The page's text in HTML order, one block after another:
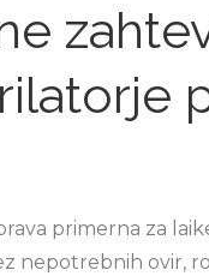
primerna za
nepotrebnih ovir,